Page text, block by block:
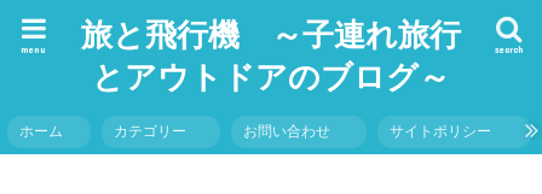
旅と飛行機 ～子連れ旅行
とアウトドアのブログ～
search
menu
ホーム カテゴリー お問い合わせ サイトポリシー